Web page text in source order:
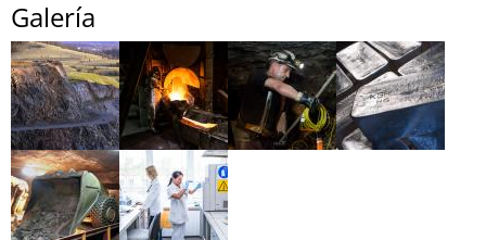
Galería